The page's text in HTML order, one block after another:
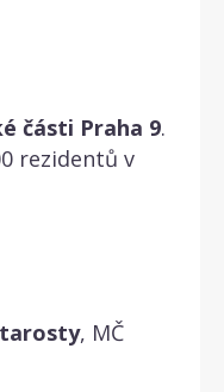
části Praha 9.
rezidentů v
, MČ